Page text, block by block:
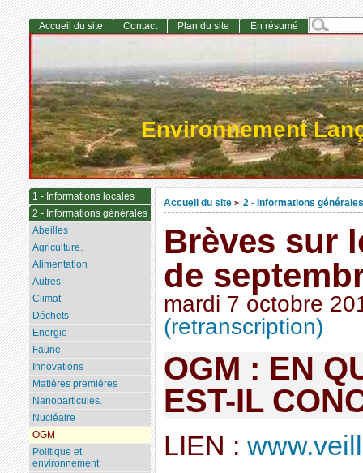
Environnement
Accueil du site > 2 - Informations générales
Brèves sur
de
mardi 7 octobre
(retranscription)
OGM : EN
EST-IL
LIEN :
Accueil du site Contact Plan du site En résumé
1 - Informations locales
2 - Informations générales
Abeilles
Agriculture.
Alimentation
Autres
Climat
Déchets
Energie
Faune
Innovations
Matières premières
Nanoparticules.
Nucléaire
OGM
Politique et
environnement